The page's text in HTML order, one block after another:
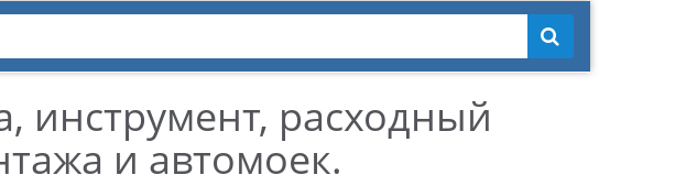
инструмент, расходный
и автомоек.